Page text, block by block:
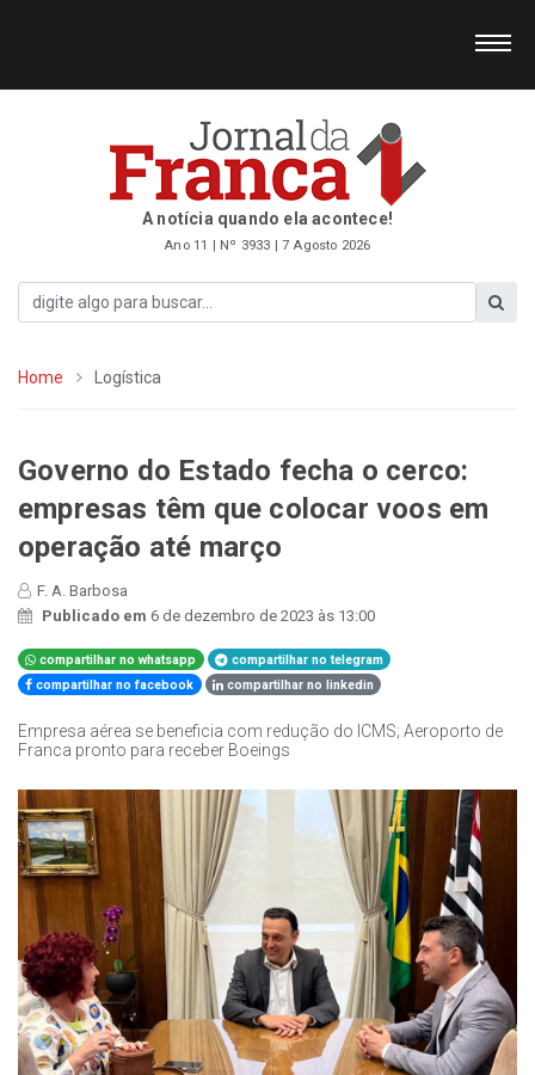
A notícia quando ela acontece!
Ano 11 | Nº 3933 | 7 Agosto 2026
Home Logística
Governo do Estado fecha o cerco:
empresas têm que colocar voos em
operação até março
F. A. Barbosa
Publicado em 6 de dezembro de 2023 às 13:00
compartilhar no whatsapp
compartilhar no telegram
compartilhar no facebook
compartilhar no linkedin
Empresa aérea se beneficia com redução do ICMS; Aeroporto de
Franca pronto para receber Boeings